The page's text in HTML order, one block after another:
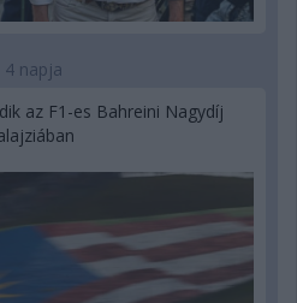
4 napja
az F1-es Bahreini Nagydíj